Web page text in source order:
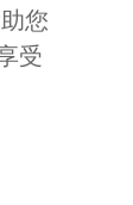
您
受